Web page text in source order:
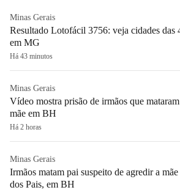
Minas Gerais
Resultado Lotofácil 3756: veja cidades das
em MG
Há 43 minutos
Minas Gerais
Vídeo mostra prisão de irmãos que
mãe em BH
Há 2 horas
Minas Gerais
Irmãos matam pai suspeito de agredir a
dos Pais, em BH